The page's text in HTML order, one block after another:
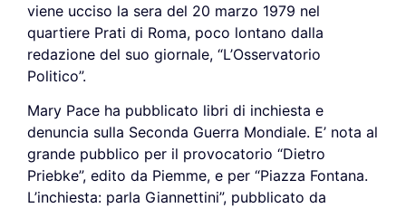
viene ucciso la sera del 20 marzo 1979 nel
quartiere Prati di Roma, poco lontano dalla
redazione del suo giornale, “L’Osservatorio
Politico”.
Mary Pace ha pubblicato libri di inchiesta e
denuncia sulla Seconda Guerra Mondiale. E’ nota al
grande pubblico per il provocatorio “Dietro
Priebke”, edito da Piemme, e per “Piazza Fontana.
L’inchiesta: parla Giannettini”, pubblicato da